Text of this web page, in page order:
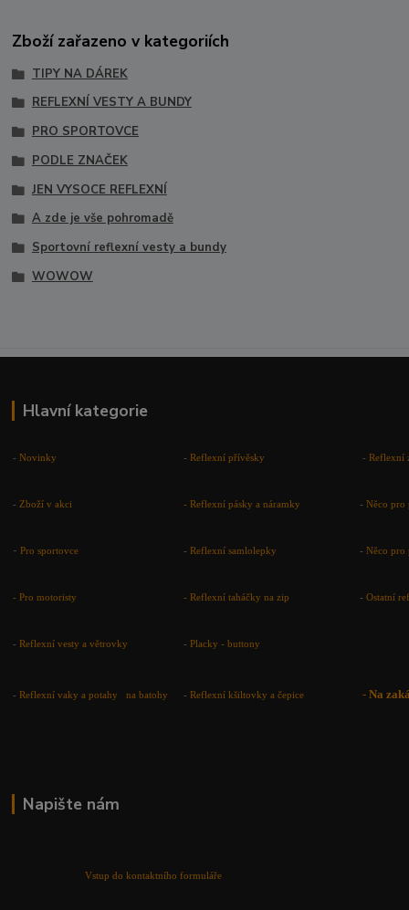
Zboží zařazeno v kategoriích
TIPY NA DÁREK
REFLEXNÍ VESTY A BUNDY
PRO SPORTOVCE
PODLE ZNAČEK
JEN VYSOCE REFLEXNÍ
A zde je vše pohromadě
Sportovní reflexní vesty a bundy
WOWOW
Hlavní kategorie
-Novinky -Reflexní přívěsky -Reflexní
- Zboží v akci -Reflexní pásky a náramky -Něco pro
-Pro sportovce -Reflexní samlolepky -Něco pro
- Pro motoristy -Reflexní taháčky na zip -Ostatní
-Reflexní vesty a větrovky -Placky - buttony
-Reflexní vaky a potahy na batohy -Reflexní kšiltovky a čepice -Na
Napište nám
Vstup do kontaktního formuláře